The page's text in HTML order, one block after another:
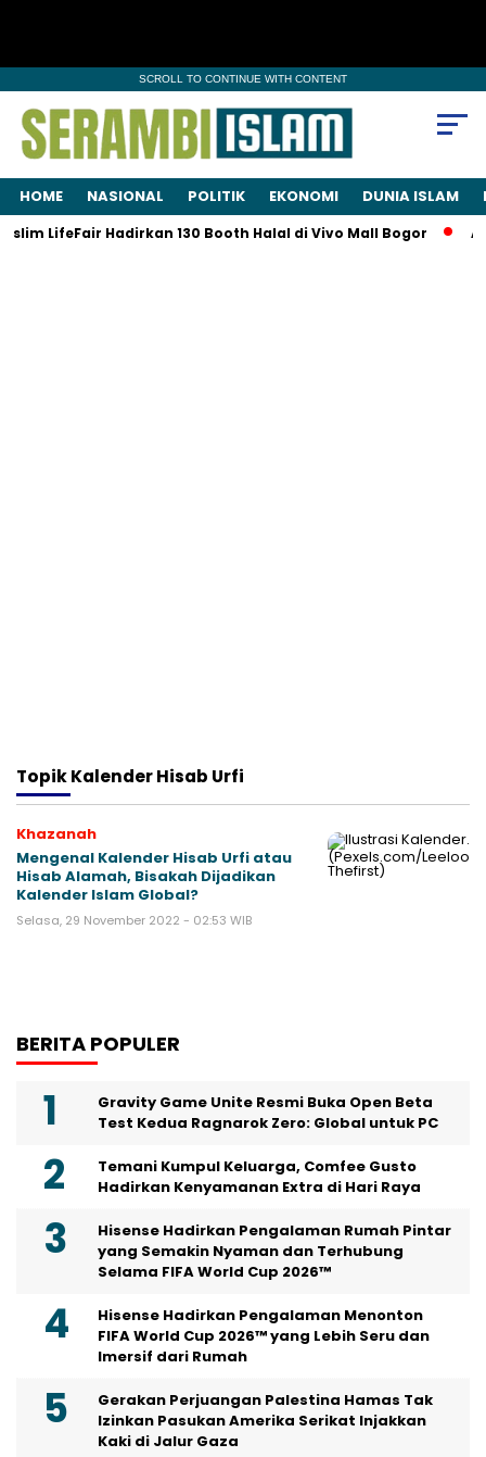
SCROLL TO CONTINUE WITH CONTENT
HOME NASIONAL POLITIK EKONOMI DUNIA ISLAM
LifeFair Hadirkan 130 Booth Halal di Vivo Mall Bogor
TopikKalender Hisab Urfi
Khazanah
Mengenal Kalender Hisab Urfi atau
Hisab Alamah, Bisakah Dijadikan
Kalender Islam Global?
Selasa, 29 November 2022 - 02:53 WIB
BERITA POPULER
Gravity Game Unite Resmi Buka Open Beta
Test Kedua Ragnarok Zero: Global untuk PC
Temani Kumpul Keluarga, Comfee Gusto
Hadirkan Kenyamanan Extra di Hari Raya
Hisense Hadirkan Pengalaman Rumah Pintar
yang Semakin Nyaman dan Terhubung
Selama FIFA World Cup 2026™
Hisense Hadirkan Pengalaman Menonton
FIFA World Cup 2026™ yang Lebih Seru dan
Imersif dari Rumah
Gerakan Perjuangan Palestina Hamas Tak
Izinkan Pasukan Amerika Serikat Injakkan
Kaki di Jalur Gaza